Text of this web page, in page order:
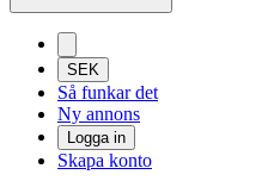
SEK
Så funkar det
Ny annons
Logga in
Skapa konto